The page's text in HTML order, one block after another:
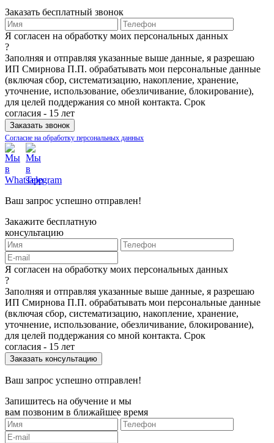
Заказать бесплатный звонок
Я согласен на обработку моих персональных данных
?
Заполняя и отправляя указанные выше данные, я разрешаю
ИП Смирнова П.П. обрабатывать мои персональные данные
(включая сбор, систематизацию, накопление, хранение,
уточнение, использование, обезличивание, блокирование),
для целей поддержания со мной контакта. Срок
согласия - 15 лет
Согласие на обработку персональных данных
Ваш запрос успешно отправлен!
Закажите бесплатную
консультацию
Я согласен на обработку моих персональных данных
?
Заполняя и отправляя указанные выше данные, я разрешаю
ИП Смирнова П.П. обрабатывать мои персональные данные
(включая сбор, систематизацию, накопление, хранение,
уточнение, использование, обезличивание, блокирование),
для целей поддержания со мной контакта. Срок
согласия - 15 лет
Ваш запрос успешно отправлен!
Запишитесь на обучение и мы
вам позвоним в ближайшее время